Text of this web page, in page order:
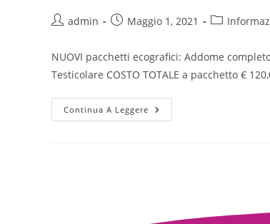
admin Maggio 1, 2021
NUOVI pacchetti ecografici: Addome
Testicolare COSTO TOTALE a pacchetto €
Continua A Leggere